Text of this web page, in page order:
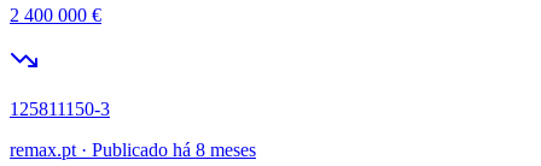
2 400 000 €
125811150-3
remax.pt · Publicado há 8 meses